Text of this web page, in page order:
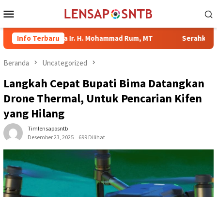
ke
Mobile
Info Terbaru
Kota Ir. H. Mohammad Rum, MT Serahkan Bantuan di
Beranda Uncategorized
Langkah Cepat Bupati Bima Datangkan
Drone Thermal, Untuk Pencarian Kifen
yang Hilang
Timlensaposntb
Desember 23, 2025
699 Dilihat